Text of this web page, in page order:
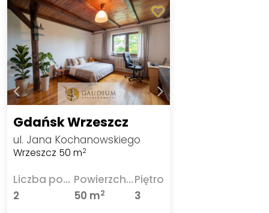
Gdańsk Wrzeszcz
ul. Jana Kochanowskiego
Wrzeszcz 50 m2
Liczba pokoi
2
Powierzchnia
50 m2
Piętro
3